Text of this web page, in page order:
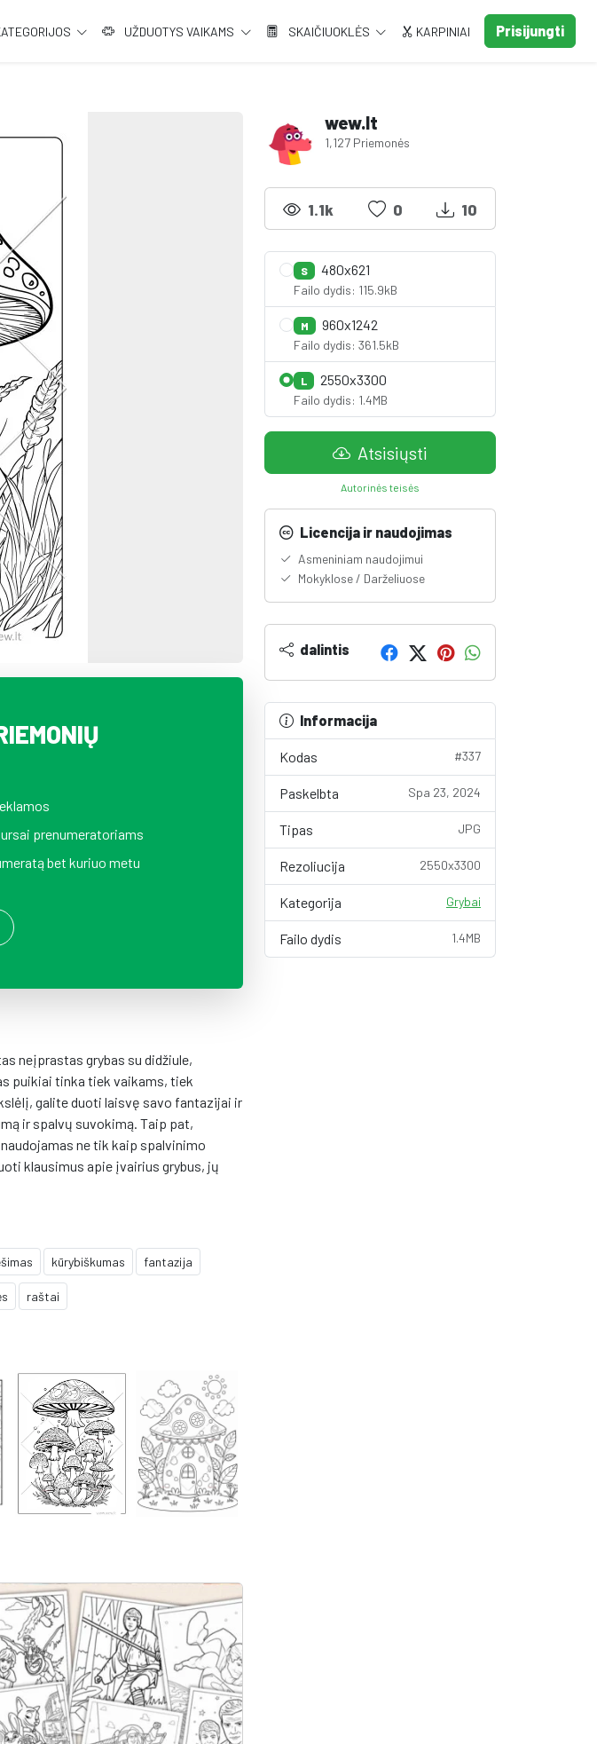
UŽDUOTYS VAIKAMS SKAIČIUOKLĖS KARPINIAI Prisijungti
prenumeratoriams
bet kuriuo metu
neįprastas grybas su didžiule,
puikiai tinka tiek vaikams, tiek
galite duoti laisvę savo fantazijai ir
ir spalvų suvokimą. Taip pat,
ne tik kaip spalvinimo
klausimus apie įvairius grybus, jų
kūrybiškumas fantazija
raštai
wew.lt
1,127 Priemonės
1.1k 0 10
S 480x621
Failo dydis: 115.9kB
M 960x1242
Failo dydis: 361.5kB
L 2550x3300
Failo dydis: 1.4MB
Atsisiųsti
Autorinės teisės
Licencija ir naudojimas
Asmeniniam naudojimui
Mokyklose / Darželiuose
dalintis
Informacija
Kodas #337
Paskelbta Spa 23, 2024
Tipas JPG
Rezoliucija 2550x3300
Kategorija Grybai
Failo dydis 1.4MB